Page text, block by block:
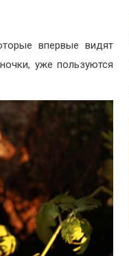
впервые видят
уже пользуются